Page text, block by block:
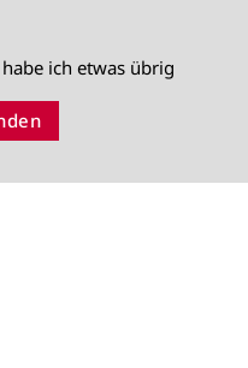
ich etwas übrig